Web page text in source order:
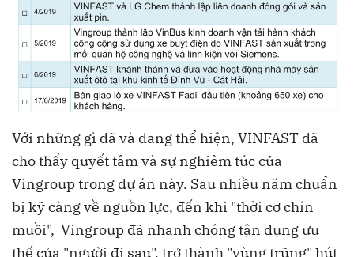
Với những gì đã và đang thể hiện, VINFAST đã
cho thấy quyết tâm và sự nghiêm túc của
Vingroup trong dự án này. Sau nhiều năm chuẩn
bị kỹ càng về nguồn lực, đến khi "thời cơ chín
muồi", Vingroup đã nhanh chóng tận dụng ưu
thế của "người đi sau", trở thành "vùng trũng" hút